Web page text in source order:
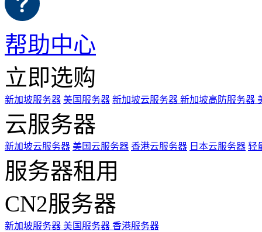
帮助中心
立即选购
新加坡服务器 美国服务器 新加坡云服务器 新加坡高防服务器
云服务器
新加坡云服务器 美国云服务器 香港云服务器 日本云服务器 轻
服务器租用
CN2服务器
新加坡服务器 美国服务器 香港服务器